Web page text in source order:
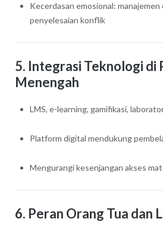
Kecerdasan emosional: manajemen
penyelesaian konflik
5. Integrasi Teknologi di
Menengah
LMS, e-learning, gamifikasi,
Platform digital mendukung
Mengurangi kesenjangan akses
6. Peran Orang Tua dan